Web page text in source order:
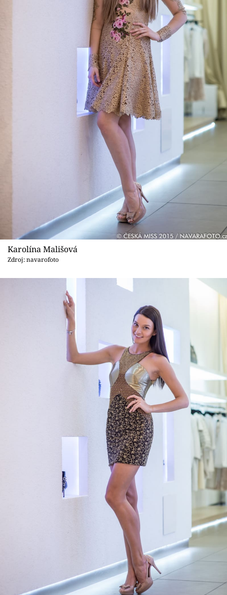
Karolína Mališová
Zdroj: navarofoto